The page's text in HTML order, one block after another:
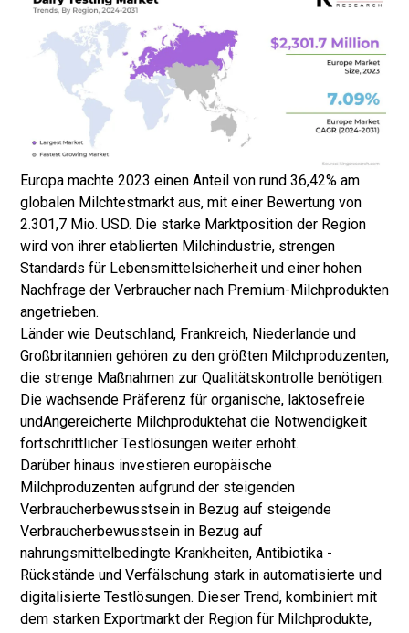
Europa machte 2023 einen Anteil von rund 36,42% am
globalen Milchtestmarkt aus, mit einer Bewertung von
2.301,7 Mio. USD. Die starke Marktposition der Region
wird von ihrer etablierten Milchindustrie, strengen
Standards für Lebensmittelsicherheit und einer hohen
Nachfrage der Verbraucher nach Premium-Milchprodukten
angetrieben.
Länder wie Deutschland, Frankreich, Niederlande und
Großbritannien gehören zu den größten Milchproduzenten,
die strenge Maßnahmen zur Qualitätskontrolle benötigen.
Die wachsende Präferenz für organische, laktosefreie
undAngereicherte Milchproduktehat die Notwendigkeit
fortschrittlicher Testlösungen weiter erhöht.
Darüber hinaus investieren europäische
Milchproduzenten aufgrund der steigenden
Verbraucherbewusstsein in Bezug auf steigende
Verbraucherbewusstsein in Bezug auf
nahrungsmittelbedingte Krankheiten, Antibiotika -
Rückstände und Verfälschung stark in automatisierte und
digitalisierte Testlösungen. Dieser Trend, kombiniert mit
dem starken Exportmarkt der Region für Milchprodukte,